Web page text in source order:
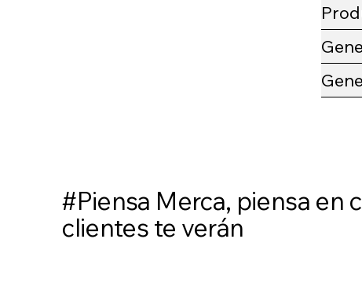
#Piensa Merca, piensa en
clientes te verán